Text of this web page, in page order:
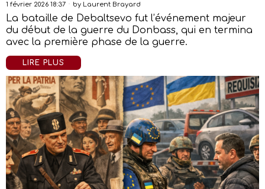
1 février 2026 18:37 by Laurent Brayard
La bataille de Debaltsevo fut l’événement majeur
du début de la guerre du Donbass, qui en termina
avec la première phase de la guerre.
LIRE PLUS